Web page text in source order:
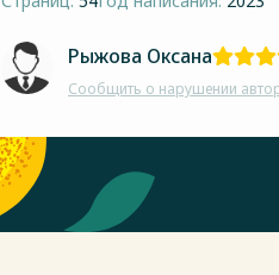
Рыжова Оксана
Сообщить о нарушении